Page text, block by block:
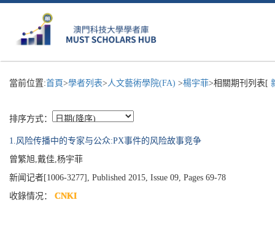
當前位置:首頁>學者列表>人文藝術學院(FA) >楊宇菲>相關期刊列表[
排序方式：
1.风险传播中的专家与公众:PX事件的风险故事竞争
曾繁旭,戴佳,杨宇菲
新闻记者[1006-3277], Published 2015, Issue 09, Pages 69-78
收錄情况： CNKI